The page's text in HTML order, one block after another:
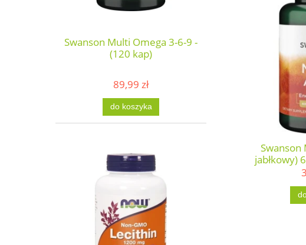
Swanson Multi Omega 3-6-9 -
(120 kap)
89,99 zł
do koszyka
Swanson
jabłkowy)